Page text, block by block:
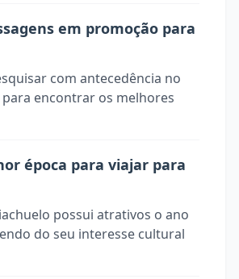
em promoção para
com antecedência no
encontrar os melhores
época para viajar para
possui atrativos o ano
do seu interesse cultural